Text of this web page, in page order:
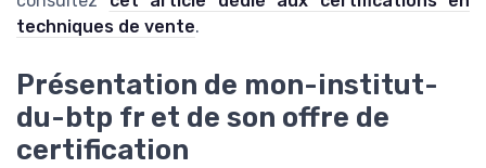
techniques de vente.
Présentation de mon-institut-
du-btp fr et de son offre de
certification